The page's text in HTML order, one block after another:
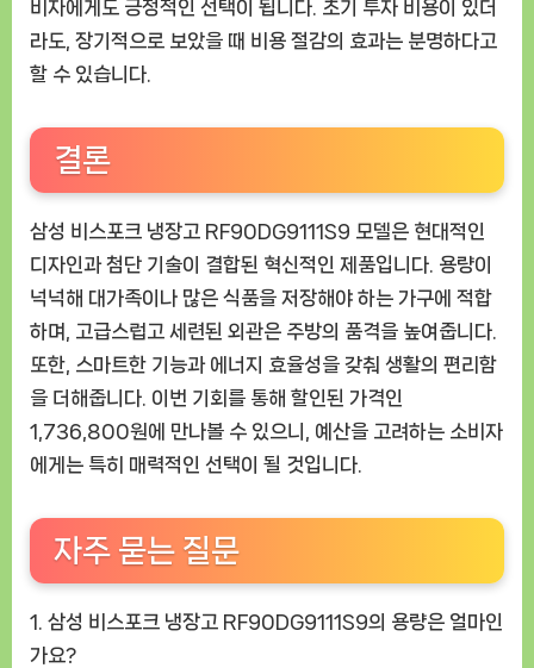
비자에게도 긍정적인 선택이 됩니다. 초기 투자 비용이 있더
라도, 장기적으로 보았을 때 비용 절감의 효과는 분명하다고
할 수 있습니다.
결론
삼성 비스포크 냉장고 RF90DG9111S9 모델은 현대적인
디자인과 첨단 기술이 결합된 혁신적인 제품입니다. 용량이
넉넉해 대가족이나 많은 식품을 저장해야 하는 가구에 적합
하며, 고급스럽고 세련된 외관은 주방의 품격을 높여줍니다.
또한, 스마트한 기능과 에너지 효율성을 갖춰 생활의 편리함
을 더해줍니다. 이번 기회를 통해 할인된 가격인
1,736,800원에 만나볼 수 있으니, 예산을 고려하는 소비자
에게는 특히 매력적인 선택이 될 것입니다.
자주 묻는 질문
1. 삼성 비스포크 냉장고 RF90DG9111S9의 용량은 얼마인
가요?